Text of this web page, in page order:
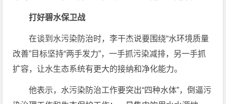
打好碧水保卫战
在谈到水污染防治时，李干杰说要围绕“水环境质量
改善”目标坚持“两手发力”，一手抓污染减排，另一手抓
扩容，让水生态系统有更大的接纳和净化能力。
他表示，水污染防治工作要突出“四种水体”，倒逼污